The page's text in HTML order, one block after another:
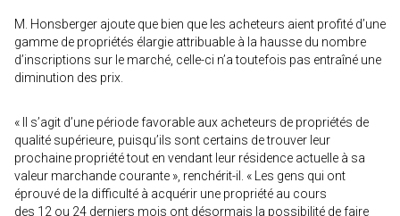
M. Honsberger ajoute que bien que les acheteurs aient profité d’une
gamme de propriétés élargie attribuable à la hausse du nombre
d’inscriptions sur le marché, celle-ci n’a toutefois pas entraîné une
diminution des prix.
« Il s’agit d’une période favorable aux acheteurs de propriétés de
qualité supérieure, puisqu’ils sont certains de trouver leur
prochaine propriété tout en vendant leur résidence actuelle à sa
valeur marchande courante », renchérit-il. « Les gens qui ont
éprouvé de la difficulté à acquérir une propriété au cours
des 12 ou 24 derniers mois ont désormais la possibilité de faire